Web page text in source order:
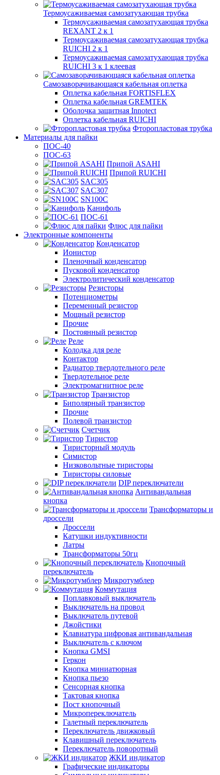
Термоусаживаемая самозатухающая трубка
Термоусаживаемая самозатухающая трубка
REXANT 2 к 1
Термоусаживаемая самозатухающая трубка
RUICHI 2 к 1
Термоусаживаемая самозатухающая трубка
RUICHI 3 к 1 клеевая
Самозаворачивающаяся кабельная оплетка
Оплетка кабельная FORTISFLEX
Оплетка кабельная GREMTEK
Оболочка защитная Innotect
Оплетка кабельная RUICHI
Фторопластовая трубка
Материалы для пайки
ПОС-40
ПОС-63
Припой ASAHI
Припой RUICHI
SAC305
SAC307
SN100C
Канифоль
ПОС-61
Флюс для пайки
Электронные компоненты
Конденсатор
Ионистор
Пленочный конденсатор
Пусковой конденсатор
Электролитический конденсатор
Резисторы
Потенциометры
Переменный резистор
Мощный резистор
Прочие
Постоянный резистор
Реле
Колодка для реле
Контактор
Радиатор твердотельного реле
Твердотельное реле
Электромагнитное реле
Транзистор
Биполярный транзистор
Прочие
Полевой транзистор
Счетчик
Тиристор
Тиристорный модуль
Симистор
Низковольтные тиристоры
Тиристоры силовые
DIP переключатели
Антивандальная
кнопка
Трансформаторы и
дроссели
Дроссели
Катушки индуктивности
Латры
Трансформаторы 50гц
Кнопочный
переключатель
Микротумблер
Коммутация
Поплавковый выключатель
Выключатель на провод
Выключатель путевой
Джойстики
Клавиатура цифровая антивандальная
Выключатель с ключом
Кнопка GMSI
Геркон
Кнопка миниатюрная
Кнопка пьезо
Сенсорная кнопка
Тактовая кнопка
Пост кнопочный
Микропереключатель
Галетный переключатель
Переключатель движковый
Клавишный переключатель
Переключатель поворотный
ЖКИ индикатор
Графические индикаторы